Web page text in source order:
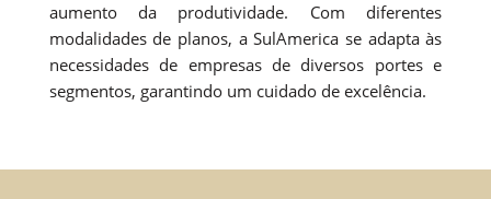
aumento da produtividade. Com diferentes
modalidades de planos, a SulAmerica se adapta às
necessidades de empresas de diversos portes e
segmentos, garantindo um cuidado de excelência.